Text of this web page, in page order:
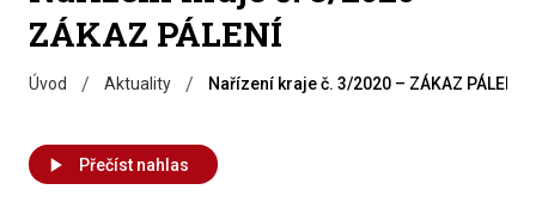
ZÁKAZ PÁLENÍ
Úvod / Aktuality / Nařízení kraje č. 3/2020 – ZÁKAZ PÁLENÍ
Přečíst nahlas